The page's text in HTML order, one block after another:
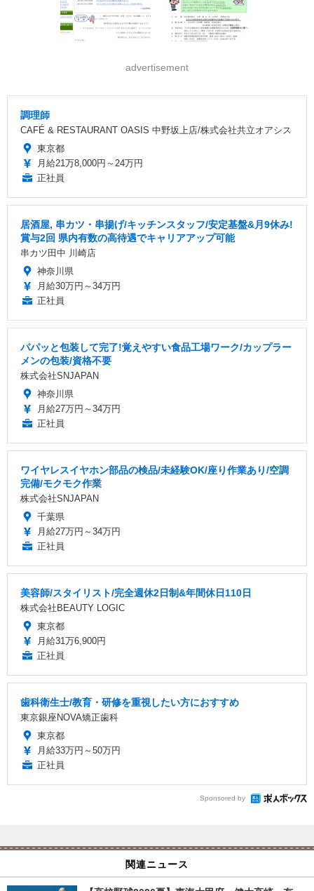
advertisement
調理師
CAFÉ & RESTAURANT OASIS 中野坂上店/株式会社共立オアシス
東京都
月給21万8,000円～24万円
正社員
居酒屋, 串カツ・串揚げ/キッチンスタッフ/安定基盤&月9休み!
賞与2回 県内有数の高待遇でキャリアアップ可能
串カツ田中 川崎店
神奈川県
月給30万円～34万円
正社員
パパッと包装して完了!覚えやすい食品工場ワーク/カップラー
メンの包装/資格不要
株式会社SNJAPAN
神奈川県
月給27万円～34万円
正社員
ワイヤレスイヤホン部品の検品/未経験OK/座り作業あり/空調
完備/モクモク作業
株式会社SNJAPAN
千葉県
月給27万円～34万円
正社員
美容師/スタイリスト/完全週休2日制&年間休日110日
株式会社BEAUTY LOGIC
東京都
月給31万6,900円
正社員
歯科衛生士/教育・研修を重視したい方におすすめ
東京銀座NOVA矯正歯科
東京都
月給33万円～50万円
正社員
Sponsored by
関連ニュース